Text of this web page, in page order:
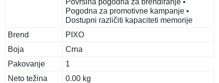
Površina pogodna za brendiranje •
Pogodna za promotivne kampanje •
Dostupni različiti kapaciteti memorije
Brend
PIXO
Boja
Crna
Pakovanje
1
Neto težina
0.00 kg